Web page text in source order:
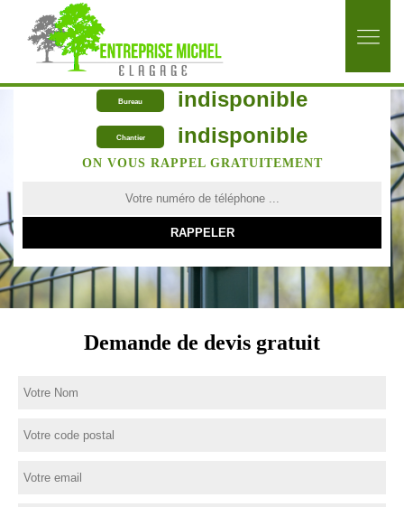
Bureau indisponible
Chantier indisponible
ON VOUS RAPPEL GRATUITEMENT
Demande de devis gratuit